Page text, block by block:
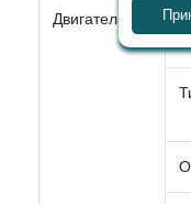
Двигатель